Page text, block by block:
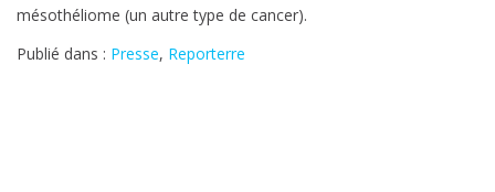
mésothéliome (un autre type de cancer).
Publié dans : Presse, Reporterre